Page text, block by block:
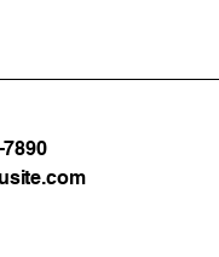
7890